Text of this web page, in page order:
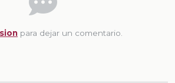
para dejar un comentario.